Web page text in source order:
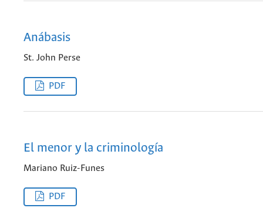
Anábasis
St. John Perse
PDF
El menor y la criminología
Mariano Ruiz-Funes
PDF